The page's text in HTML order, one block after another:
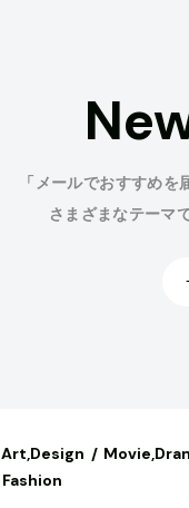
「メールでおすすめを
さまざまなテーマ
Art,Design
Fashion